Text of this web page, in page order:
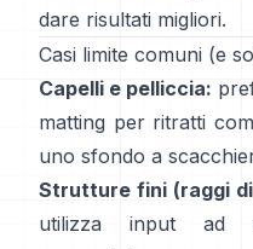
dare risultati migliori.
Casi limite comuni (e
Capelli e pelliccia:
matting per ritratti
uno sfondo a
Strutture fini (raggi
utilizza input ad